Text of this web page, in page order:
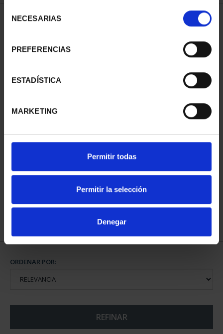
NECESARIAS
PREFERENCIAS
ESTADÍSTICA
MARKETING
Permitir todas
Permitir la selección
Denegar
1 Productos encontrados
SUSCRIPCIÓN CIUDADES
PATRIMONIO DE LA
HU...
registrados
ORDENAR POR:
REFINAR